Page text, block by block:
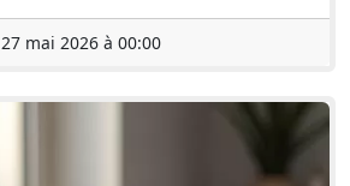
27 mai 2026 à 00:00